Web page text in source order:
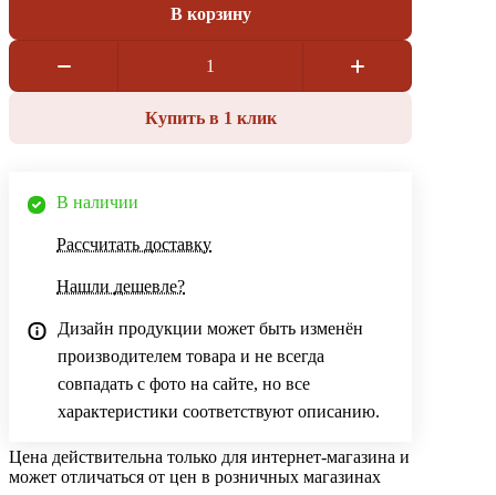
В корзину
Купить в 1 клик
В наличии
Рассчитать доставку
Нашли дешевле?
Дизайн продукции может быть изменён
производителем товара и не всегда
совпадать с фото на сайте, но все
характеристики соответствуют описанию.
Цена действительна только для интернет-магазина и
может отличаться от цен в розничных магазинах